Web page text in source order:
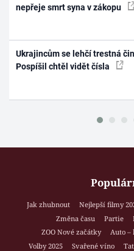
nepřeje smrt syna v zákopu
Ukrajincům se lehčí trestná
Pospíšil chtěl vidět čísla
Jak zhubnout Nejlepší filmy
Změna času
Partie
ZOO Nové začátky
Auto –
Volby 2025
Svařené víno